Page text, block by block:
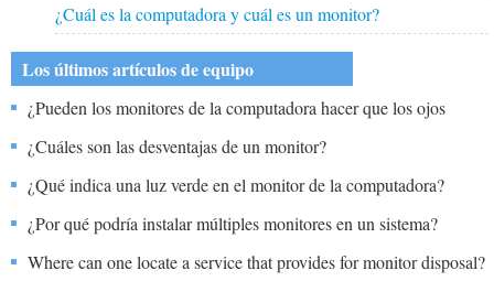
¿Cuál es la computadora y cuál es un monitor?
Los últimos artículos de equipo
¿Pueden los monitores de la computadora hacer que los ojos
duelan y con picazón?
¿Cuáles son las desventajas de un monitor?
¿Qué indica una luz verde en el monitor de la computadora?
¿Por qué podría instalar múltiples monitores en un sistema?
Where can one locate a service that provides for monitor disposal?